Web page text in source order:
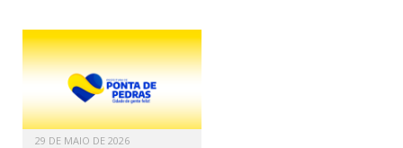
29 DE MAIO DE 2026